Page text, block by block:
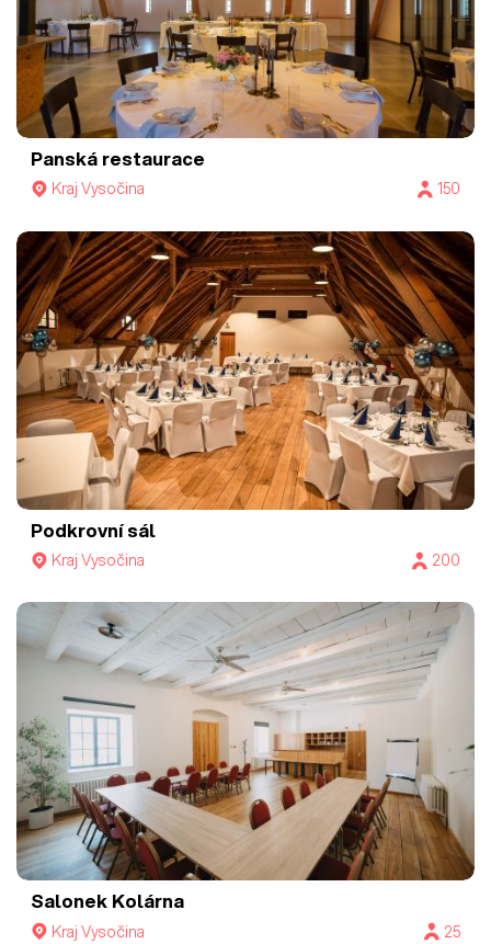
Panská restaurace
Kraj Vysočina 150
Podkrovní sál
Kraj Vysočina 200
Salonek Kolárna
Kraj Vysočina 25